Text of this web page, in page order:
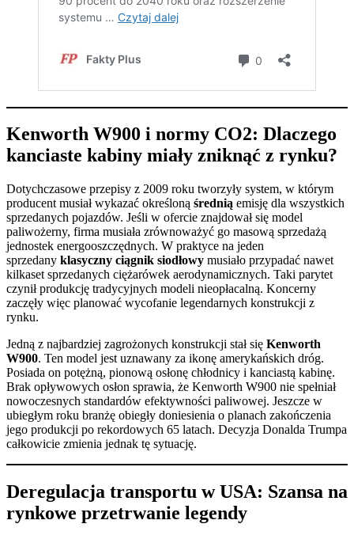
Kenworth W900 i normy CO2: Dlaczego
kanciaste kabiny miały zniknąć z rynku?
Dotychczasowe przepisy z 2009 roku tworzyły system, w którym
producent musiał wykazać określoną średnią emisję dla wszystkich
sprzedanych pojazdów. Jeśli w ofercie znajdował się model
paliwożerny, firma musiała zrównoważyć go masową sprzedażą
jednostek energooszczędnych. W praktyce na jeden
sprzedany klasyczny ciągnik siodłowy musiało przypadać nawet
kilkaset sprzedanych ciężarówek aerodynamicznych. Taki parytet
czynił produkcję tradycyjnych modeli nieopłacalną. Koncerny
zaczęły więc planować wycofanie legendarnych konstrukcji z
rynku.
Jedną z najbardziej zagrożonych konstrukcji stał się Kenworth
W900. Ten model jest uznawany za ikonę amerykańskich dróg.
Posiada on potężną, pionową osłonę chłodnicy i kanciastą kabinę.
Brak opływowych osłon sprawia, że Kenworth W900 nie spełniał
nowoczesnych standardów efektywności paliwowej. Jeszcze w
ubiegłym roku branżę obiegły doniesienia o planach zakończenia
jego produkcji po rekordowych 65 latach. Decyzja Donalda Trumpa
całkowicie zmienia jednak tę sytuację.
Deregulacja transportu w USA: Szansa na
rynkowe przetrwanie legendy